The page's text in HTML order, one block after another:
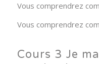
Vous comprendrez
Vous comprendrez
Cours 3 Je